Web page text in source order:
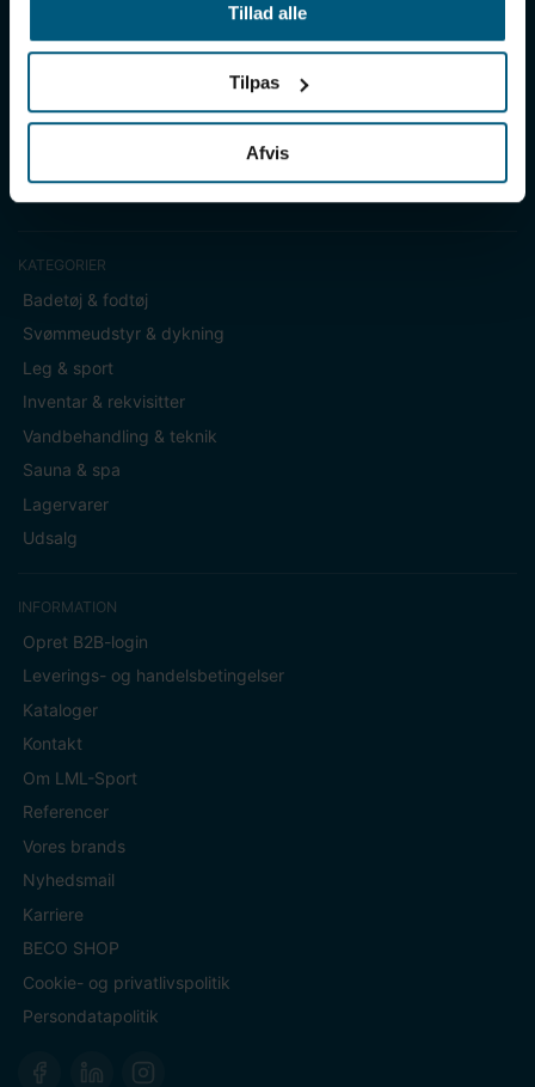
Tillad alle
Tilpas
Afvis
idrætshaller og skoler. Vælg os som din leverandør, fordi vi har
over 50 års erfaring i branchen og tilbyder den højeste
Sverigesvej 12, 8700 Horsens
+45 86 93 39 22
CVR DK-34604800
KATEGORIER
Badetøj & fodtøj
Svømmeudstyr & dykning
Leg & sport
Inventar & rekvisitter
Vandbehandling & teknik
Sauna & spa
Lagervarer
Udsalg
INFORMATION
Opret B2B-login
Leverings- og handelsbetingelser
Kataloger
Kontakt
Om LML-Sport
Referencer
Vores brands
Nyhedsmail
Karriere
BECO SHOP
Cookie- og privatlivspolitik
Persondatapolitik